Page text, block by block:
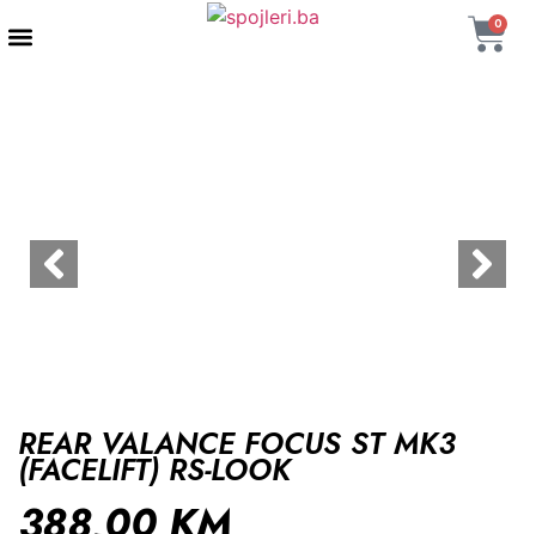
0
REAR VALANCE FOCUS ST MK3
(FACELIFT) RS-LOOK